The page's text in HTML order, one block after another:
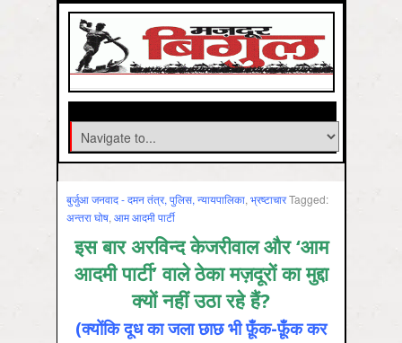
बुर्जुआ जनवाद - दमन तंत्र, पुलिस, न्‍यायपालिका, भ्रष्‍टाचारTagged:
अन्‍तरा घोष, आम आदमी पार्टी
इस बार अरविन्द केजरीवाल और ‘आम
आदमी पार्टी’ वाले ठेका मज़दूरों का मुद्दा
क्यों नहीं उठा रहे हैं?
(क्योंकि दूध का जला छाछ भी फ़ूँक-फ़ूँक कर